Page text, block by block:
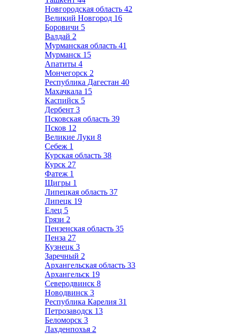
Новгородская область 42
Великий Новгород 16
Боровичи 5
Валдай 2
Мурманская область 41
Мурманск 15
Апатиты 4
Мончегорск 2
Республика Дагестан 40
Махачкала 15
Каспийск 5
Дербент 3
Псковская область 39
Псков 12
Великие Луки 8
Себеж 1
Курская область 38
Курск 27
Фатеж 1
Щигры 1
Липецкая область 37
Липецк 19
Елец 5
Грязи 2
Пензенская область 35
Пенза 27
Кузнецк 3
Заречный 2
Архангельская область 33
Архангельск 19
Северодвинск 8
Новодвинск 3
Республика Карелия 31
Петрозаводск 13
Беломорск 3
Лахденпохья 2